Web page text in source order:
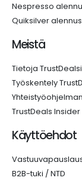
Nespresso
Quiksilver
Meistä
Tietoja
Työskentely
TrustDeals Insider
Käyttöehdot
B2B-tuki / NTD